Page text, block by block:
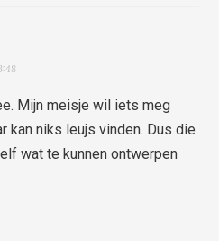
Mijn meisje wil iets meg
kan niks leujs vinden. Dus die
wat te kunnen ontwerpen